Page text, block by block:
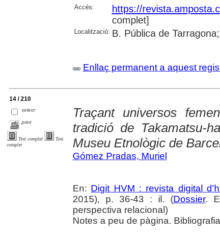
Accés:
https://
complet]
Localització: B. Pública de
Enllaç permanent a aquest
14 / 210
select
print
Text complet
Text
complet
Traçant universos
tradició de Takamatsu-
Museu Etnològic de
Gómez Pradas, Muriel
En: Digit HVM : revista digital
2015), p. 36-43 : il. (Dossier.
perspectiva relacional)
Notes a peu de pàgina.